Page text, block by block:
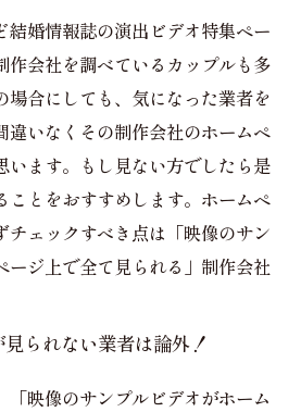
結婚情報誌の演出ビデオ特集ペー
作会社を調べているカップルも多
場合にしても、気になった業者を
違いなくその制作会社のホームペ
います。もし見ない方でしたら是
ことをおすすめします。ホームペ
チェックすべき点は「映像のサン
ージ上で全て見られる」制作会社
られない業者は論外！
「映像のサンプルビデオがホーム